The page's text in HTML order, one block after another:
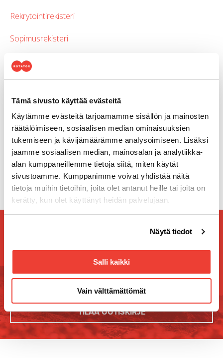
Tämä sivusto käyttää evästeitä
Käytämme evästeitä tarjoamamme sisällön ja mainosten
räätälöimiseen, sosiaalisen median ominaisuuksien
tukemiseen ja kävijämäärämme analysoimiseen. Lisäksi
jaamme sosiaalisen median, mainosalan ja analytiikka-
alan kumppaneillemme tietoja siitä, miten käytät
sivustoamme. Kumppanimme voivat yhdistää näitä
tietoja muihin tietoihin, joita olet antanut heille tai joita on
kerätty, kun olet käyttänyt heidän palvelujaan.
linkistä.
Näytä tiedot
Salli kaikki
Vain välttämättömät
Rekrytointirekisteri
Sopimusrekisteri
Sähköisen viestinnän rekisteri
Verkkovierailurekisteri
AI -järjestelmät (MS 365 Copilot, ChatGPT)
tulevista tapahtumista, kilpailuista ja kampanjoista!